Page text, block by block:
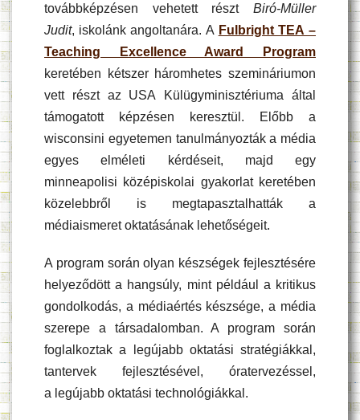
továbbképzésen vehetett részt Biró-Müller
Judit, iskolánk angoltanára. A Fulbright TEA –
Teaching Excellence Award Program
keretében kétszer háromhetes szemináriumon
vett részt az USA Külügyminisztériuma által
támogatott képzésen keresztül. Előbb a
wisconsini egyetemen tanulmányozták a média
egyes elméleti kérdéseit, majd egy
minneapolisi középiskolai gyakorlat keretében
közelebbről is megtapasztalhatták a
médiaismeret oktatásának lehetőségeit.
A program során olyan készségek fejlesztésére
helyeződött a hangsúly, mint például a kritikus
gondolkodás, a médiaértés készsége, a média
szerepe a társadalomban. A program során
foglalkoztak a legújabb oktatási stratégiákkal,
tantervek fejlesztésével, óratervezéssel,
a legújabb oktatási technológiákkal.